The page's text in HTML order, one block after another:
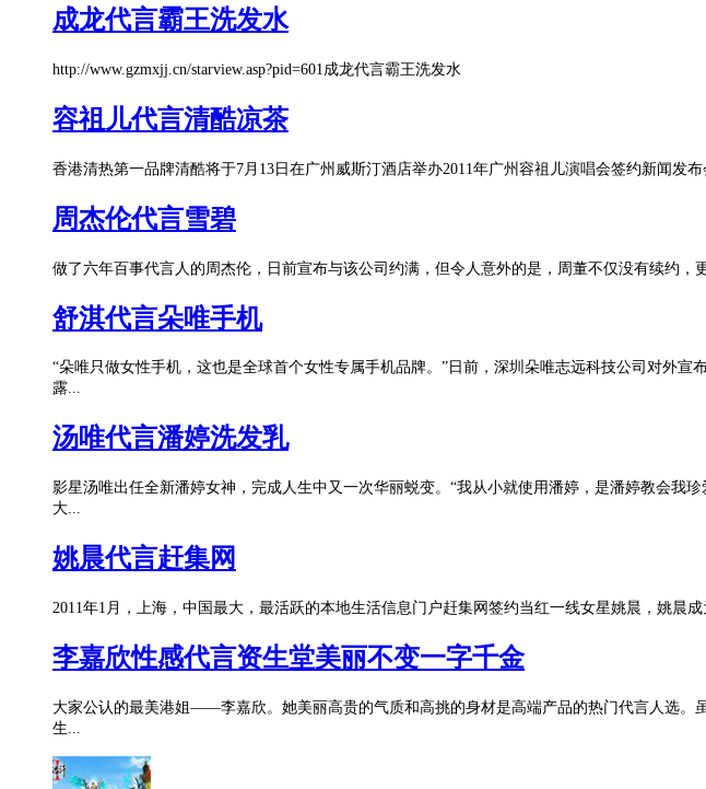
成龙代言霸王洗发水
http://www.gzmxjj.cn/starview.asp?pid=601成龙代言霸王洗发水
容祖儿代言清酷凉茶
香港清热第一品牌清酷将于7月13日在广州威斯汀酒店举办2011年广州容祖儿演唱会签约新闻发
周杰伦代言雪碧
做了六年百事代言人的周杰伦，日前宣布与该公司约满，但令人意外的是，周董不仅没有续约
舒淇代言朵唯手机
“朵唯只做女性手机，这也是全球首个女性专属手机品牌。”日前，深圳朵唯志远科技公司对外
露...
汤唯代言潘婷洗发乳
影星汤唯出任全新潘婷女神，完成人生中又一次华丽蜕变。“我从小就使用潘婷，是潘婷教会我
大...
姚晨代言赶集网
2011年1月，上海，中国最大，最活跃的本地生活信息门户赶集网签约当红一线女星姚晨，姚晨
李嘉欣性感代言资生堂美丽不变一字千金
大家公认的最美港姐——李嘉欣。她美丽高贵的气质和高挑的身材是高端产品的热门代言人选。
生...